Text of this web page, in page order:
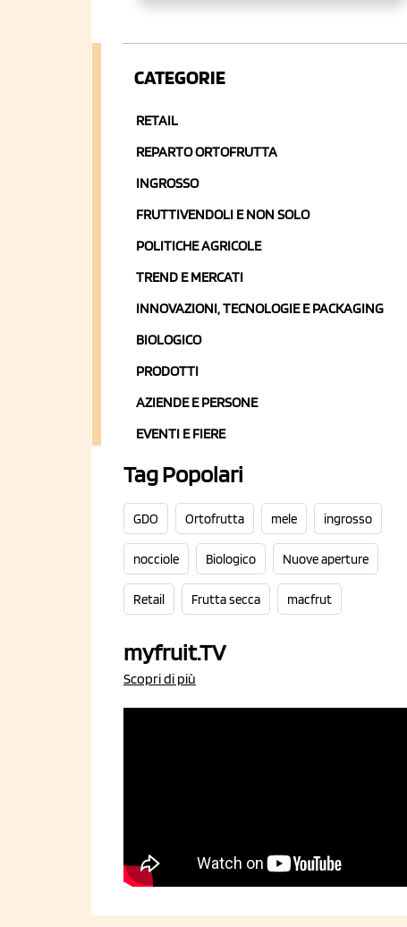
CATEGORIE
RETAIL
REPARTO ORTOFRUTTA
INGROSSO
FRUTTIVENDOLI E NON SOLO
POLITICHE AGRICOLE
TREND E MERCATI
INNOVAZIONI, TECNOLOGIE E PACKAGING
BIOLOGICO
PRODOTTI
AZIENDE E PERSONE
EVENTI E FIERE
Tag Popolari
GDO Ortofrutta mele ingrosso
nocciole Biologico Nuove aperture
Retail Frutta secca macfrut
myfruit.TV
Scopri di più